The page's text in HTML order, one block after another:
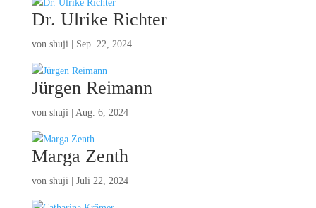
Dr. Ulrike Richter
von shuji| Sep. 22, 2024
Jürgen Reimann
von shuji| Aug. 6, 2024
Marga Zenth
von shuji| Juli 22, 2024